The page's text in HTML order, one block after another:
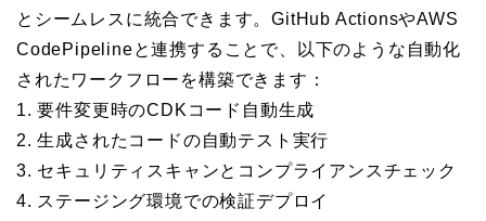
とシームレスに統合できます。GitHub ActionsやAWS
CodePipelineと連携することで、以下のような自動化
されたワークフローを構築できます：
1. 要件変更時のCDKコード自動生成
2. 生成されたコードの自動テスト実行
3. セキュリティスキャンとコンプライアンスチェック
4. ステージング環境での検証デプロイ